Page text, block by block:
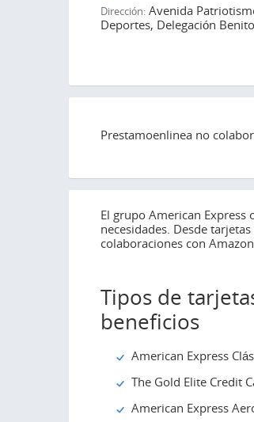
Dirección: Avenida
Deportes, Delegación
Prestamoenlinea no
El grupo American
necesidades. Desde
colaboraciones con
Tipos de
beneficios
American Express
The Gold Elite Credit
American Express